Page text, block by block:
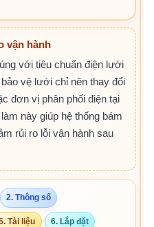
vận hành
với tiêu chuẩn điện lưới
vệ lưới chỉ nên thay đổi
đơn vị phân phối điện tại
này giúp hệ thống bám
rủi ro lỗi vận hành sau
2. Thông số
Tài liệu 6. Lắp đặt